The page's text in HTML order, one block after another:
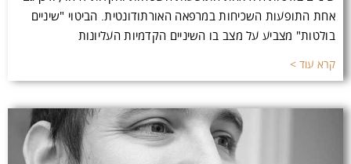
אחת התופעות השכיחות במרפאה האורתודונטית. הביטוי "שיניים
בולטות" מצביע על מצב בו השיניים הקדמיות העליונות
קרא עוד >